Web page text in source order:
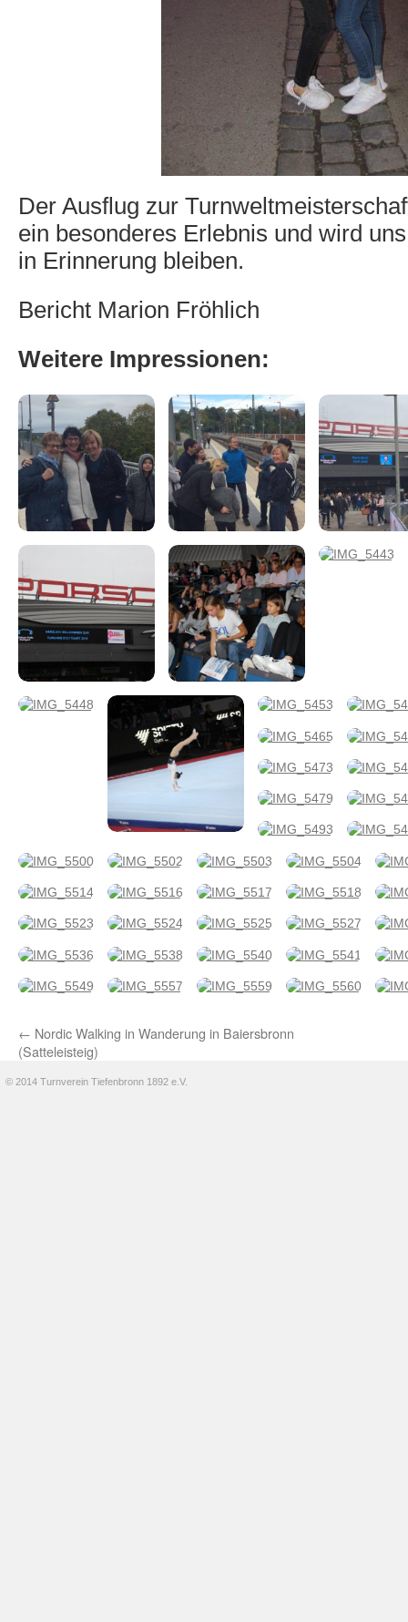
Der Ausflug zur
ein besonderes Erlebnis und wird
in Erinnerung bleiben.
Bericht Marion Fröhlich
Weitere Impressionen:
← Nordic Walking in Wanderung in Baiersbronn
(Satteleisteig)
© 2014 Turnverein Tiefenbronn 1892 e.V.